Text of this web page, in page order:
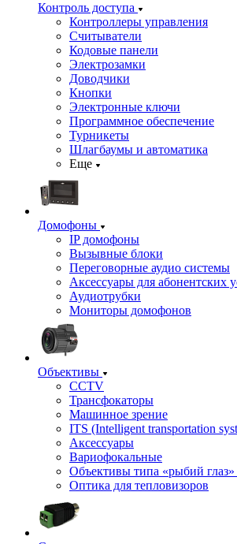
Контроль доступа
Контроллеры управления
Считыватели
Кодовые панели
Электрозамки
Доводчики
Кнопки
Электронные ключи
Программное обеспечение
Турникеты
Шлагбаумы и автоматика
Еще
Домофоны
IP домофоны
Вызывные блоки
Переговорные аудио системы
Аксессуары для абонентских
Аудиотрубки
Мониторы домофонов
Объективы
CCTV
Трансфокаторы
Машинное зрение
ITS (Intelligent transportation
Аксессуары
Вариофокальные
Объективы типа «рыбий глаз»
Оптика для тепловизоров